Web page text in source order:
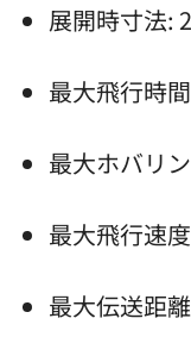
展開時寸法
最大飛行時
最大ホバリ
最大飛行速
最大伝送距